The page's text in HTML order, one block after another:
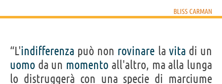
BLISS CARMAN
“L'indifferenza può non rovinare la vita di un
uomo da un momento all'altro, ma alla lunga
lo distruggerà con una specie di marciume